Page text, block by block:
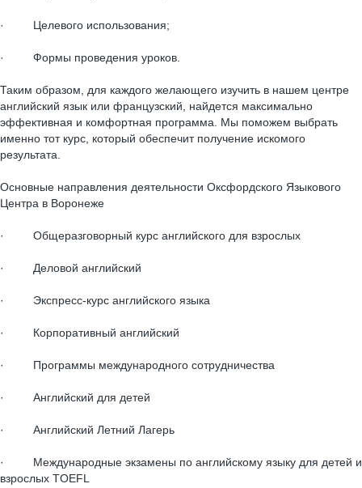
· Целевого использования;
· Формы проведения уроков.
Таким образом, для каждого желающего изучить в нашем центре
английский язык или французский, найдется максимально
эффективная и комфортная программа. Мы поможем выбрать
именно тот курс, который обеспечит получение искомого
результата.
Основные направления деятельности Оксфордского Языкового
Центра в Воронеже
· Общеразговорный курс английского для взрослых
· Деловой английский
· Экспресс-курс английского языка
· Корпоративный английский
· Программы международного сотрудничества
· Английский для детей
· Английский Летний Лагерь
· Международные экзамены по английскому языку для детей и
взрослых TOEFL